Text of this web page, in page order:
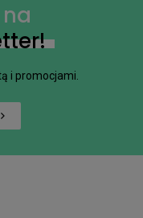
i promocjami.